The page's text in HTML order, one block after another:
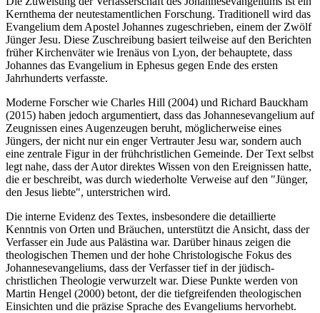
Kernthema der neutestamentlichen Forschung. Traditionell wird das
Evangelium dem Apostel Johannes zugeschrieben, einem der Zwölf
Jünger Jesu. Diese Zuschreibung basiert teilweise auf den Berichten
früher Kirchenväter wie Irenäus von Lyon, der behauptete, dass
Johannes das Evangelium in Ephesus gegen Ende des ersten
Jahrhunderts verfasste.
Moderne Forscher wie Charles Hill (2004) und Richard Bauckham
(2015) haben jedoch argumentiert, dass das Johannesevangelium auf
Zeugnissen eines Augenzeugen beruht, möglicherweise eines
Jüngers, der nicht nur ein enger Vertrauter Jesu war, sondern auch
eine zentrale Figur in der frühchristlichen Gemeinde. Der Text selbst
legt nahe, dass der Autor direktes Wissen von den Ereignissen hatte,
die er beschreibt, was durch wiederholte Verweise auf den "Jünger,
den Jesus liebte", unterstrichen wird.
Die interne Evidenz des Textes, insbesondere die detaillierte
Kenntnis von Orten und Bräuchen, unterstützt die Ansicht, dass der
Verfasser ein Jude aus Palästina war. Darüber hinaus zeigen die
theologischen Themen und der hohe Christologische Fokus des
Johannesevangeliums, dass der Verfasser tief in der jüdisch-
christlichen Theologie verwurzelt war. Diese Punkte werden von
Martin Hengel (2000) betont, der die tiefgreifenden theologischen
Einsichten und die präzise Sprache des Evangeliums hervorhebt.